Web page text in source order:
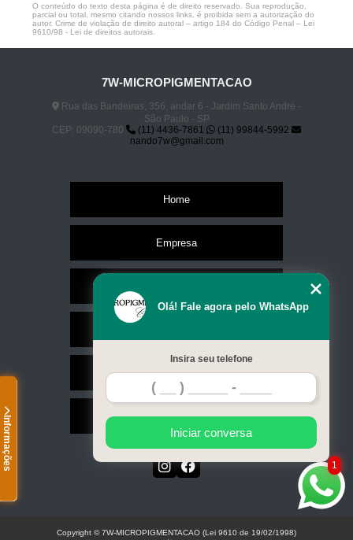
Informações
O conteúdo do texto desta página é de direito reservado. Sua reprodução,
parcial ou total, mesmo citando nossos links, é proibida sem a autorização do
autor. Crime de violação de direito autoral – artigo 184 do Código Penal – Lei
9610/98 - Lei de direitos autorais
7W-MICROPIGMENTACAO
Rua das Bandeiras, 356, andar 6 - Jardim Santo André -
São Paulo - SP
CEP: 09090-780
(11) 4436-7861
(11) 99844-5992
nando7w@gmail.com
Home
Empresa
Contato
Mapa do site
1
Olá! Fale agora pelo WhatsApp
Insira seu telefone
Iniciar conversa
Copyright © 7W-MICROPIGMENTACAO (Lei 9610 de 19/02/1998)